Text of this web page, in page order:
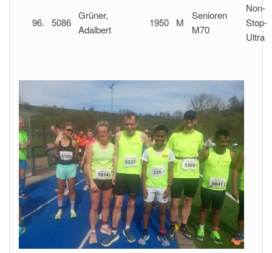
96. 5086
Grüner,
Adalbert
1950 M
Senioren
M70
Non-
Stop-
Ultra